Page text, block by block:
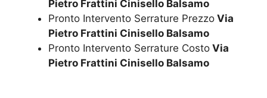
Pietro Frattini Cinisello Balsamo
Pronto Intervento Serrature Prezzo Via
Pietro Frattini Cinisello Balsamo
Pronto Intervento Serrature Costo Via
Pietro Frattini Cinisello Balsamo